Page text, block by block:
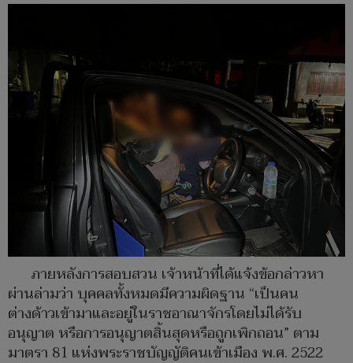
ภายหลังการสอบสวน เจ้าหน้าที่ได้แจ้งข้อกล่าวหา
ผ่านล่ามว่า บุคคลทั้งหมดมีความผิดฐาน “เป็นคน
ต่างด้าวเข้ามาและอยู่ในราชอาณาจักรโดยไม่ได้รับ
อนุญาต หรือการอนุญาตสิ้นสุดหรือถูกเพิกถอน” ตาม
มาตรา 81 แห่งพระราชบัญญัติคนเข้าเมือง พ.ศ. 2522